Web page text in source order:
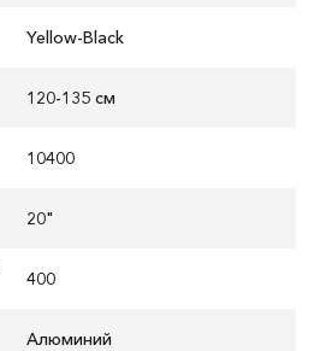
Yellow-Black
120-135 см
10400
20"
400
Алюминий